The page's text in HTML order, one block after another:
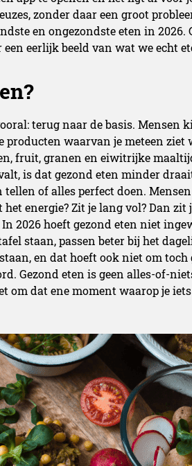
zonder daar een groot
en ongezondste eten in 2026.
eerlijk beeld van wat we echt
terug naar de basis. Mensen
waarvan je meteen ziet
fruit, granen en eiwitrijke
is dat gezond eten minder
of alles perfect doen.
energie? Zit je lang vol? Dan zit
2026 hoeft gezond eten niet
staan, passen beter bij het
en dat hoeft ook niet om toch
Gezond eten is geen alles-of-
om dat ene moment waarop je